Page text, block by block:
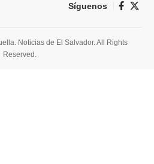
Síguenos
Noticias de El Salvador. All Rights
Reserved.